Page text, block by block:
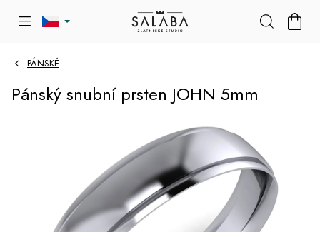
PÁNSKÉ
Pánský snubní prsten JOHN 5mm